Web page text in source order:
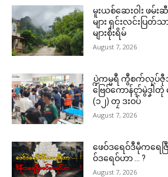
မူးယစ်ဆေးဝါး ဖမ်
များ ရှင်းလင်းပြတ်
များစိုးရိမ်
August 7, 2026
ပ္ဍဲကမ္မရဳ ကွဳစက်လုပ်ဇီု
ဗြေဝ်ကောန်ၚာ်မွဲဒၞ
(၁၂) တၠ ဒးဝပ်
August 7, 2026
ဖေဝ်ဒရေဝ်ဒဳမဵုကရေဇ
ဝ်ဒရေဝ်ဟာ … ?
August 7, 2026